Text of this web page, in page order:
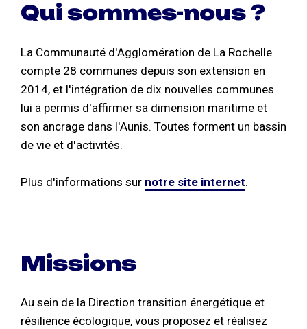
Qui sommes-nous ?
La Communauté d'Agglomération de La Rochelle
compte 28 communes depuis son extension en
2014, et l'intégration de dix nouvelles communes
lui a permis d'affirmer sa dimension maritime et
son ancrage dans l'Aunis. Toutes forment un bassin
de vie et d'activités.
Plus d'informations sur notre site internet.
Missions
Au sein de la Direction transition énergétique et
résilience écologique, vous proposez et réalisez